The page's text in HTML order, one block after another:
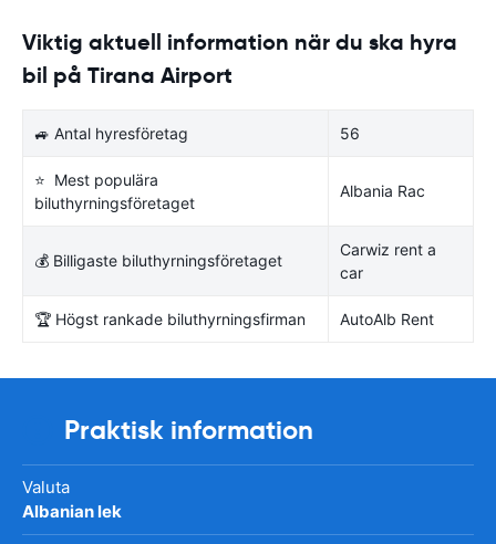
Viktig aktuell information när du ska hyra
bil på Tirana Airport
🚙 Antal hyresföretag 56
⭐ Mest populära
biluthyrningsföretaget
Albania Rac
💰 Billigaste biluthyrningsföretaget
Carwiz rent a
car
🏆 Högst rankade biluthyrningsfirman AutoAlb Rent
Praktisk information
Valuta
Albanian lek